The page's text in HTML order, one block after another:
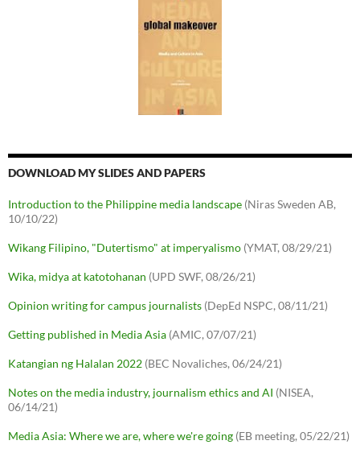
DOWNLOAD MY SLIDES AND PAPERS
Introduction to the Philippine media landscape (Niras Sweden AB,
10/10/22)
Wikang Filipino, "Dutertismo" at imperyalismo (YMAT, 08/29/21)
Wika, midya at katotohanan (UPD SWF, 08/26/21)
Opinion writing for campus journalists (DepEd NSPC, 08/11/21)
Getting published in Media Asia (AMIC, 07/07/21)
Katangian ng Halalan 2022 (BEC Novaliches, 06/24/21)
Notes on the media industry, journalism ethics and AI (NISEA,
06/14/21)
Media Asia: Where we are, where we're going (EB meeting, 05/22/21)